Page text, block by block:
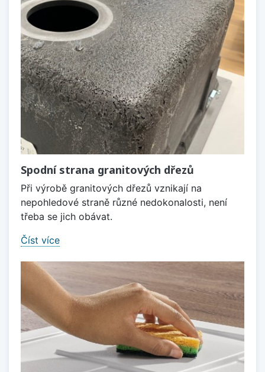
Spodní strana granitových dřezů
Při výrobě granitových dřezů vznikají na
nepohledové straně různé nedokonalosti, není
třeba se jich obávat.
Číst více